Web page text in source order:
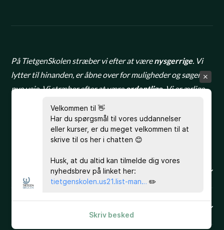
På TietgenSkolen stræber vi efter at værenysgerrige. Vi
lytter til hinanden, er åbne over for muligheder og søger
nye veje. Vi stræber efter at væreordentlige. Vi er ærlige,
tager ansvar for fællesskabet og skal være til at stole på. Vi
stræber efter at væremodige. Vi udviser handlekraft og
har gåpåmod.
EUD & EUX BUSINESS
Velkommen til 👋
Har du spørgsmål til vores uddannelser
eller kurser, er du meget velkommen til at
skrive til os her i chatten 😊
Husk, at du altid kan tilmelde dig vores
nyhedsbrev på linket her:
tietgenskolen.us21.list-man… ✏️
Skriv besked